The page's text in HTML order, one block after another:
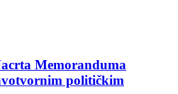
Memoranduma
političkim